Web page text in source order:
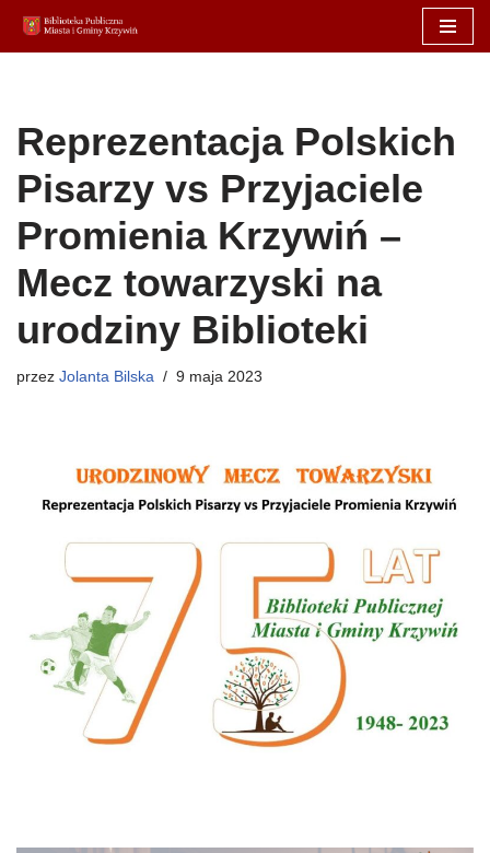
Przejdź
Reprezentacja Polskich
Pisarzy vs Przyjaciele
Promienia Krzywiń –
Mecz towarzyski na
urodziny Biblioteki
przez Jolanta Bilska 9 maja 2023